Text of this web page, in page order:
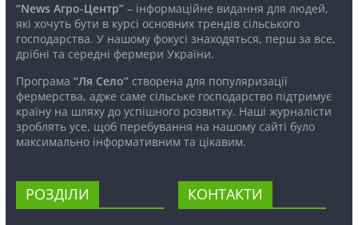
“News Агро-Центр”– інформаційне видання для людей,
які хочуть бути в курсі основних трендів сільського
господарства. У нашому фокусі знаходяться, перш за все,
дрібні та середні фермери України.
Програма “Ля Село”створена для популяризації
фермерства, адже саме сільське господарство підтримує
країну на шляху до успішного розвитку. Наші журналісти
зроблять усе, щоб перебування на нашому сайті було
максимально інформативним та цікавим.
РОЗДІЛИ КОНТАКТИ